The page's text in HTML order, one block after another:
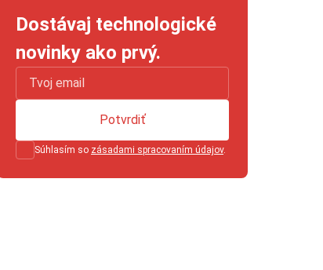
Dostávaj technologické
novinky ako prvý.
Súhlasím so zásadami spracovaním údajov.
Potvrdiť